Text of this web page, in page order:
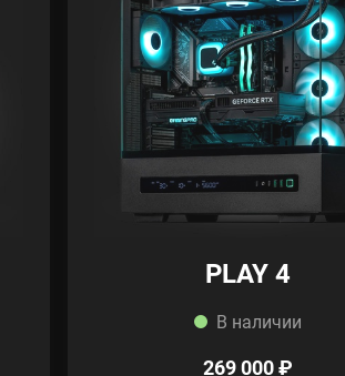
PLAY 4
В наличии
269 000 ₽